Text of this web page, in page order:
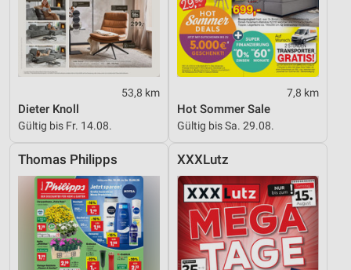
53,8 km
Dieter Knoll
Gültig bis Fr. 14.08.
7,8 km
Hot Sommer Sale
Gültig bis Sa. 29.08.
Thomas Philipps XXXLutz